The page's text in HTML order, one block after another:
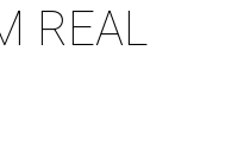
REAL